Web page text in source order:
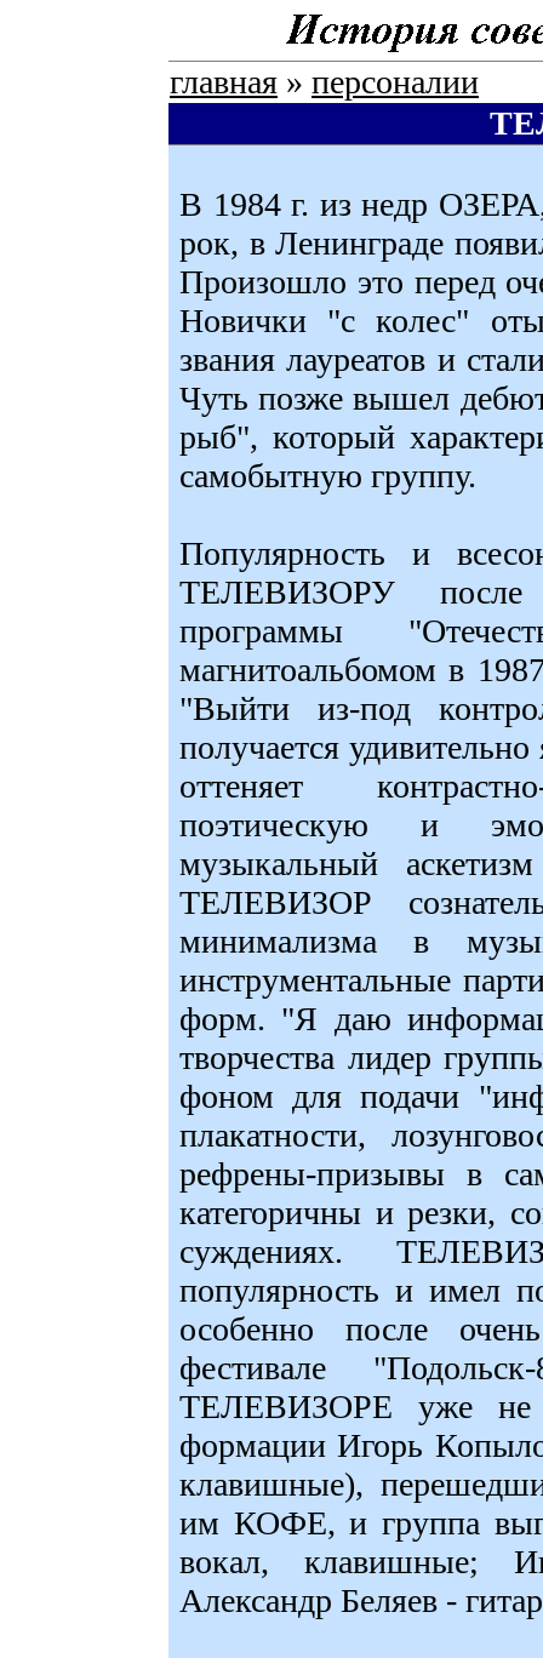
главная » персоналии
В 1984 г. из недр
рок, в Ленинграде
Произошло это перед
Новички "с колес"
звания лауреатов и
Чуть позже вышел
рыб", который
самобытную группу.
Популярность и
ТЕЛЕВИЗОРУ после
программы
магнитоальбомом в
"Выйти из-под
получается
оттеняет
поэтическую и
музыкальный
ТЕЛЕВИЗОР
минимализма в
инструментальные
форм. "Я даю
творчества лидер
фоном для подачи
плакатности,
рефрены-призывы в
категоричны и резки,
суждениях.
популярность и имел
особенно после
фестивале
ТЕЛЕВИЗОРЕ уже не
формации Игорь
клавишные),
им КОФЕ, и группа
вокал, клавишные;
Александр Беляев -